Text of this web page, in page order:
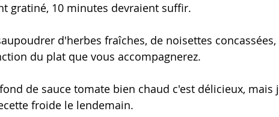
gratiné, 10 minutes devraient suffir.
d'herbes fraîches, de noisettes
du plat que vous accompagnerez.
de sauce tomate bien chaud c'est délicieux, mais
froide le lendemain.